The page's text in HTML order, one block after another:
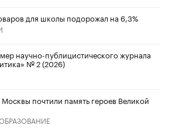
для школы подорожал на 6,3%
научно-публицистического журнала
№ 2 (2026)
почтили память героев Великой